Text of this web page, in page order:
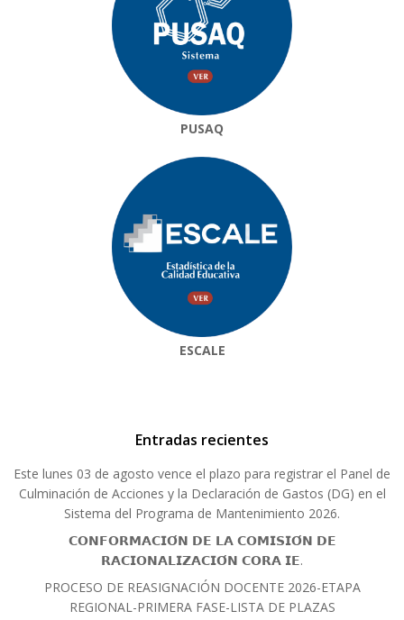
PUSAQ
ESCALE
Entradas recientes
Este lunes 03 de agosto vence el plazo para registrar el Panel de
Culminación de Acciones y la Declaración de Gastos (DG) en el
Sistema del Programa de Mantenimiento 2026.
𝗖𝗢𝗡𝗙𝗢𝗥𝗠𝗔𝗖𝗜𝗢́𝗡 𝗗𝗘 𝗟𝗔 𝗖𝗢𝗠𝗜𝗦𝗜𝗢́𝗡 𝗗𝗘
𝗥𝗔𝗖𝗜𝗢𝗡𝗔𝗟𝗜𝗭𝗔𝗖𝗜𝗢́𝗡 𝗖𝗢𝗥𝗔 𝗜𝗘.
PROCESO DE REASIGNACIÓN DOCENTE 2026-ETAPA
REGIONAL-PRIMERA FASE-LISTA DE PLAZAS